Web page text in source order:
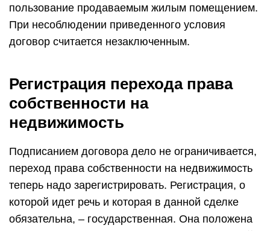
пользование продаваемым жилым помещением.
При несоблюдении приведенного условия
договор считается незаключенным.
Регистрация перехода права
собственности на
недвижимость
Подписанием договора дело не ограничивается,
переход права собственности на недвижимость
теперь надо зарегистрировать. Регистрация, о
которой идет речь и которая в данной сделке
обязательна, – государственная. Она положена